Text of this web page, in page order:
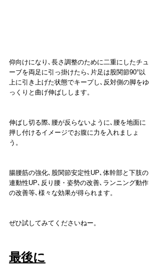
仰向けになり､長さ調整のために二重にしたチュ
ーブを両足に引っ掛けたら､片足は股関節90°以
上に引き上げた状態でキープし､反対側の脚をゆ
っくりと曲げ伸ばしします。
伸ばし切る際､腰が反らないように､腰を地面に
押し付けるイメージでお腹に力を入れましょ
う。
腸腰筋の強化､股関節安定性UP､体幹部と下肢の
連動性UP､反り腰・姿勢の改善､ランニング動作
の改善等､様々な効果が得られます。
ぜひ試してみてくださいねー。
最後に